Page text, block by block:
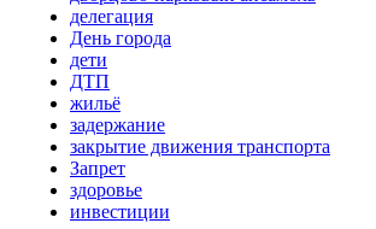
делегация
День города
дети
ДТП
жильё
задержание
закрытие движения транспорта
Запрет
здоровье
инвестиции